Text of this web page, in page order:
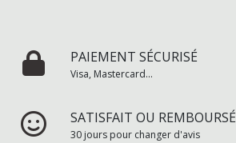
PAIEMENT SÉCURISÉ
Visa, Mastercard...
SATISFAIT OU REMBOURSÉ
30 jours pour changer d'avis